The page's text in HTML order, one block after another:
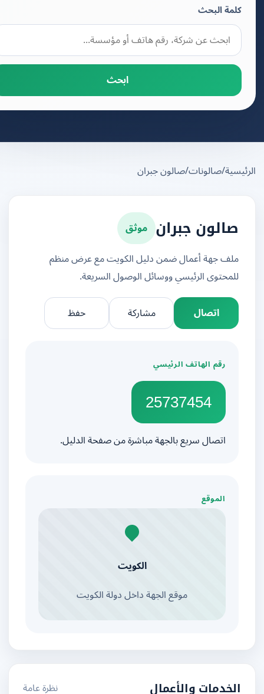
كلمة البحث
ابحث
/صالونات/صالون جبران
صالون جبران موثق
ملف جهة أعمال ضمن دليل الكويت مع عرض منظم
للمحتوى الرئيسي ووسائل الوصول السريعة.
اتصال
مشاركة
رقم الهاتف الرئيسي
25737454
اتصال سريع بالجهة مباشرة من صفحة الدليل.
الموقع
الكويت
موقع الجهة داخل دولة الكويت
الخدمات والأعمال نظرة عامة